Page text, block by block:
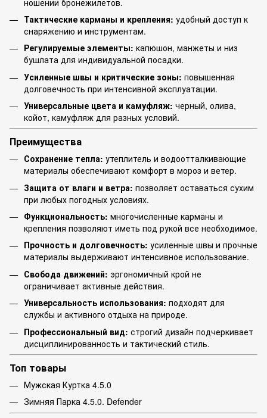
Тактические карманы и крепления: удобный доступ к
снаряжению и инструментам.
Регулируемые элементы: капюшон, манжеты и низ
бушлата для индивидуальной посадки.
Усиленные швы и критические зоны: повышенная
долговечность при интенсивной эксплуатации.
Универсальные цвета и камуфляж: черный, олива,
койот, камуфляж для разных условий.
Преимущества
Сохранение тепла: утеплитель и водоотталкивающие
материалы обеспечивают комфорт в мороз и ветер.
Защита от влаги и ветра: позволяет оставаться сухим
при любых погодных условиях.
Функциональность: многочисленные карманы и
крепления позволяют иметь под рукой все необходимое.
Прочность и долговечность: усиленные швы и прочные
материалы выдерживают интенсивное использование.
Свобода движений: эргономичный крой не
ограничивает активные действия.
Универсальность использования: подходят для
службы и активного отдыха на природе.
Профессиональный вид: строгий дизайн подчеркивает
дисциплинированность и тактический стиль.
Топ товары
Мужская Куртка 4.5.0
Зимняя Парка 4.5.0. Defender